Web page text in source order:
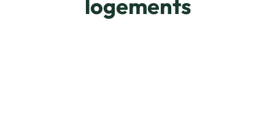
logements